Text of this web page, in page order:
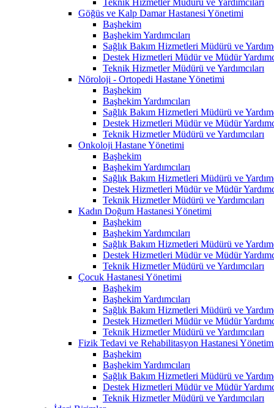
Göğüs ve Kalp Damar Hastanesi Yönetimi
Başhekim
Başhekim Yardımcıları
Sağlık Bakım Hizmetleri Müdürü ve
Destek Hizmetleri Müdür ve Müdür
Teknik Hizmetler Müdürü ve Yardımcıları
Nöroloji - Ortopedi Hastane Yönetimi
Başhekim
Başhekim Yardımcıları
Sağlık Bakım Hizmetleri Müdürü ve
Destek Hizmetleri Müdür ve Müdür
Teknik Hizmetler Müdürü ve Yardımcıları
Onkoloji Hastane Yönetimi
Başhekim
Başhekim Yardımcıları
Sağlık Bakım Hizmetleri Müdürü ve
Destek Hizmetleri Müdür ve Müdür
Teknik Hizmetler Müdürü ve Yardımcıları
Kadın Doğum Hastanesi Yönetimi
Başhekim
Başhekim Yardımcıları
Sağlık Bakım Hizmetleri Müdürü ve
Destek Hizmetleri Müdür ve Müdür
Teknik Hizmetler Müdürü ve Yardımcıları
Çocuk Hastanesi Yönetimi
Başhekim
Başhekim Yardımcıları
Sağlık Bakım Hizmetleri Müdürü ve
Destek Hizmetleri Müdür ve Müdür
Teknik Hizmetler Müdürü ve Yardımcıları
Fizik Tedavi ve Rehabilitasyon Hastanesi
Başhekim
Başhekim Yardımcıları
Sağlık Bakım Hizmetleri Müdürü ve
Destek Hizmetleri Müdür ve Müdür
Teknik Hizmetler Müdürü ve Yardımcıları